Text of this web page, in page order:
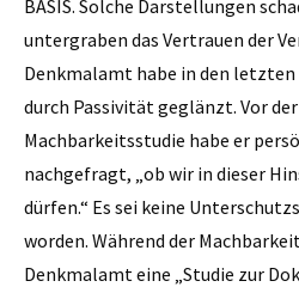
BASIS. Solche Darstellungen
untergraben das Vertrauen der
Denkmalamt habe in den
durch Passivität geglänzt. Vor
Machbarkeitsstudie habe er
nachgefragt, „ob wir in dieser
dürfen.“ Es sei keine
worden. Während der
Denkmalamt eine „Studie zur